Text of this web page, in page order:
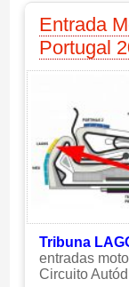
Entrada
Portugal
Tribuna
entradas
Circuito